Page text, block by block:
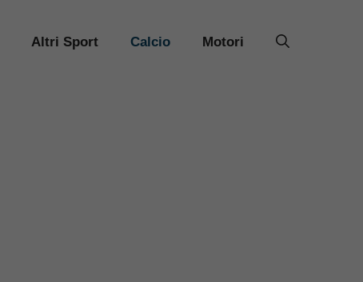
Altri Sport Calcio Motori